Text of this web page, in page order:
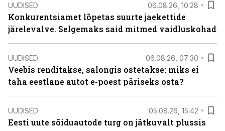
UUDISED 06.08.26, 10:28
Konkurentsiamet lõpetas suurte jaekettide
järelevalve. Selgemaks said mitmed vaidluskohad
UUDISED 06.08.26, 07:30
Veebis renditakse, salongis ostetakse: miks ei
taha eestlane autot e-poest päriseks osta?
UUDISED 05.08.26, 15:42
Eesti uute sõiduautode turg on jätkuvalt plussis